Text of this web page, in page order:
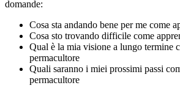
domande:
Cosa sta andando bene per me come
Cosa sto trovando difficile come
Qual è la mia visione a lungo termine
permacultore
Quali saranno i miei prossimi passi
permacultore